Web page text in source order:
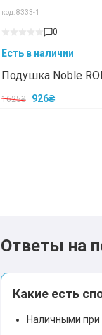
код: 8333-1
0
Есть в наличии
Подушка Noble
50x19
1625₴ 926₴
Ответы на
Какие есть
Наличными при